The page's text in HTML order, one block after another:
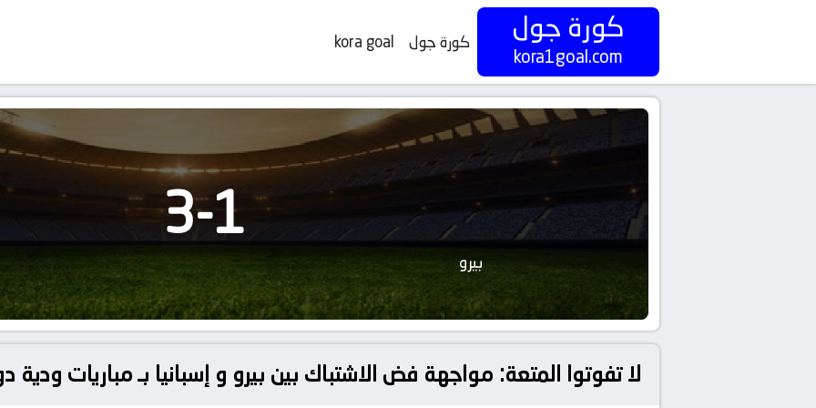
كورة جول
kora1goal.com
كورة جول kora goal
بيرو
1
-
3
لا تفوتوا المتعة: مواجهة فض الاشتباك بين بيرو و إسبانيا بـ مباريات ودية